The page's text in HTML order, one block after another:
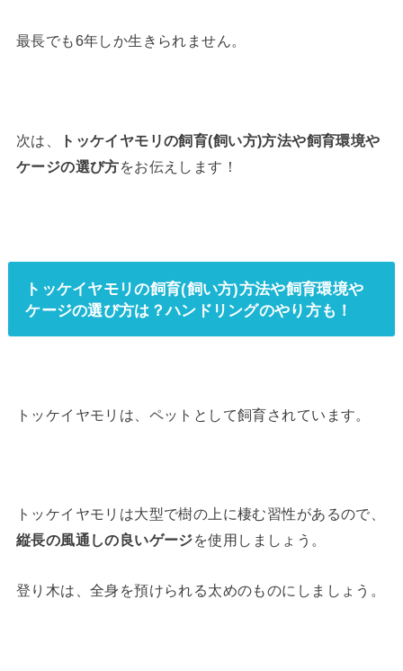
最長でも6年しか生きられません。
次は、
トッケイヤモリの飼育(飼い方)方法や飼育環境や
ケージの選び方をお伝えします！
トッケイヤモリの飼育(飼い方)方法や飼育環境や
ケージの選び方は？ハンドリングのやり方も！
トッケイヤモリは、ペットとして飼育されています。
トッケイヤモリは大型で樹の上に棲む習性があるので、
縦長の風通しの良いゲージを使用しましょう。
登り木は、全身を預けられる太めのものにしましょう。